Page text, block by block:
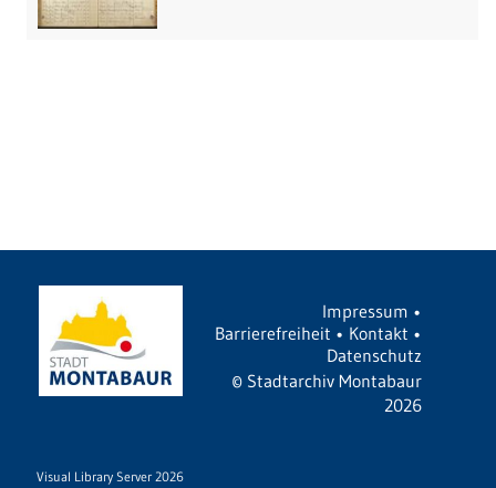
Impressum •
Barrierefreiheit • Kontakt •
Datenschutz
© Stadtarchiv Montabaur
2026
Visual Library Server 2026